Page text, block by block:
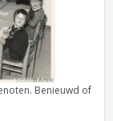
Benieuwd of